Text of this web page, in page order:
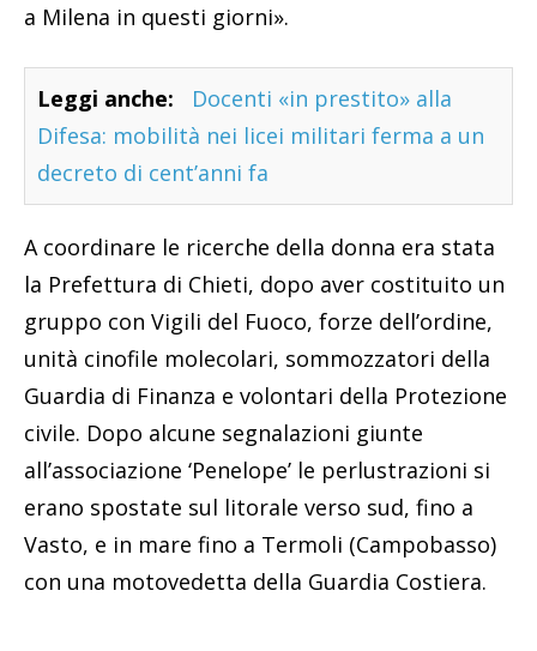
a Milena in questi giorni».
Leggi anche:
Docenti «in prestito» alla
Difesa: mobilità nei licei militari ferma a un
decreto di cent’anni fa
A coordinare le ricerche della donna era stata
la Prefettura di Chieti, dopo aver costituito un
gruppo con Vigili del Fuoco, forze dell’ordine,
unità cinofile molecolari, sommozzatori della
Guardia di Finanza e volontari della Protezione
civile. Dopo alcune segnalazioni giunte
all’associazione ‘Penelope’ le perlustrazioni si
erano spostate sul litorale verso sud, fino a
Vasto, e in mare fino a Termoli (Campobasso)
con una motovedetta della Guardia Costiera.